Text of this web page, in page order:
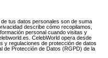
tus datos personales son de suma
describe cómo recopilamos,
personal cuando visitas y
. CelebWorld opera desde
y regulaciones de protección de datos
de Protección de Datos (RGPD) de la